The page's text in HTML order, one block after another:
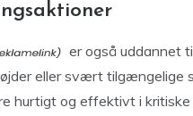
er også uddannet
eller svært tilgængelige
hurtigt og effektivt i kritiske